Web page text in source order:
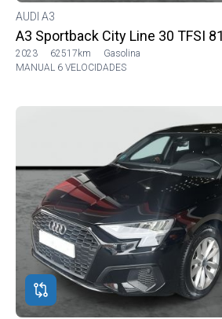
AUDI A3
A3 Sportback City Line 30 TFSI
2023 62517km
Gasolina
MANUAL 6 VELOCIDADES